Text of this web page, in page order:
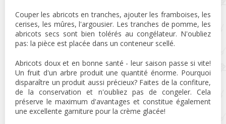
Couper les abricots en tranches, ajouter les framboises, les
cerises, les mûres, l'argousier. Les tranches de pomme, les
abricots secs sont bien tolérés au congélateur. N'oubliez
pas: la pièce est placée dans un conteneur scellé.
Abricots doux et en bonne santé - leur saison passe si vite!
Un fruit d'un arbre produit une quantité énorme. Pourquoi
disparaître un produit aussi précieux? Faites de la confiture,
de la conservation et n'oubliez pas de congeler. Cela
préserve le maximum d'avantages et constitue également
une excellente garniture pour la crème glacée!